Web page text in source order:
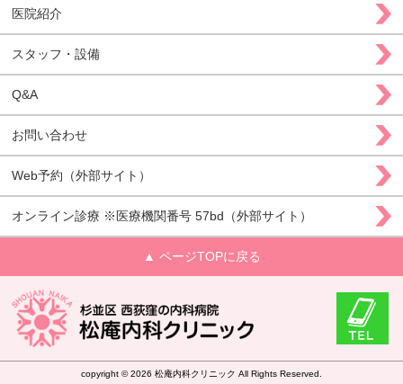
医院紹介
スタッフ・設備
Q&A
お問い合わせ
Web予約（外部サイト）
オンライン診療 ※医療機関番号 57bd（外部サイト）
▲ ページTOPに戻る
copyright ©2026 松庵内科クリニック All Rights Reserved.